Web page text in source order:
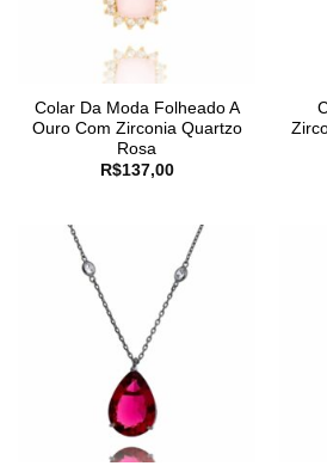
Colar Da Moda Folheado A
Ouro Com Zirconia Quartzo
Rosa
R$137,00